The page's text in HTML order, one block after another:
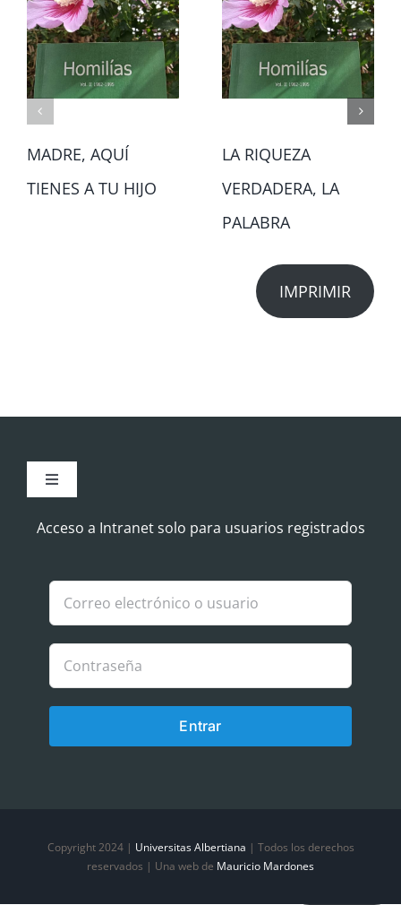
MADRE, AQUÍ
TIENES A TU HIJO
LA RIQUEZA
VERDADERA, LA
PALABRA
IMPRIMIR
Toggle
Aviso Legal
Política de Cookies
Política de privacidad
Acceso a Intranet solo para usuarios registrados
Entrar
Copyright 2024 | Universitas Albertiana | Todos los derechos
reservados | Una web de Mauricio Mardones